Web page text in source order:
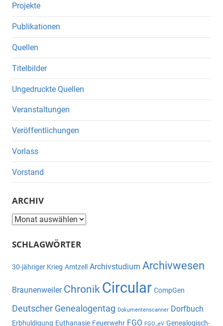
Projekte
Publikationen
Quellen
Titelbilder
Ungedruckte Quellen
Veranstaltungen
Veröffentlichungen
Vorlass
Vorstand
ARCHIV
Archiv
SCHLAGWÖRTER
30-jähriger Krieg Amtzell Archivstudium Archivwesen
Braunenweiler Chronik Circular CompGen
Deutscher Genealogentag Dokumentenscanner Dorfbuch
Erbhuldigung Euthanasie Feuerwehr FGO FGO_eV Genealogisch-